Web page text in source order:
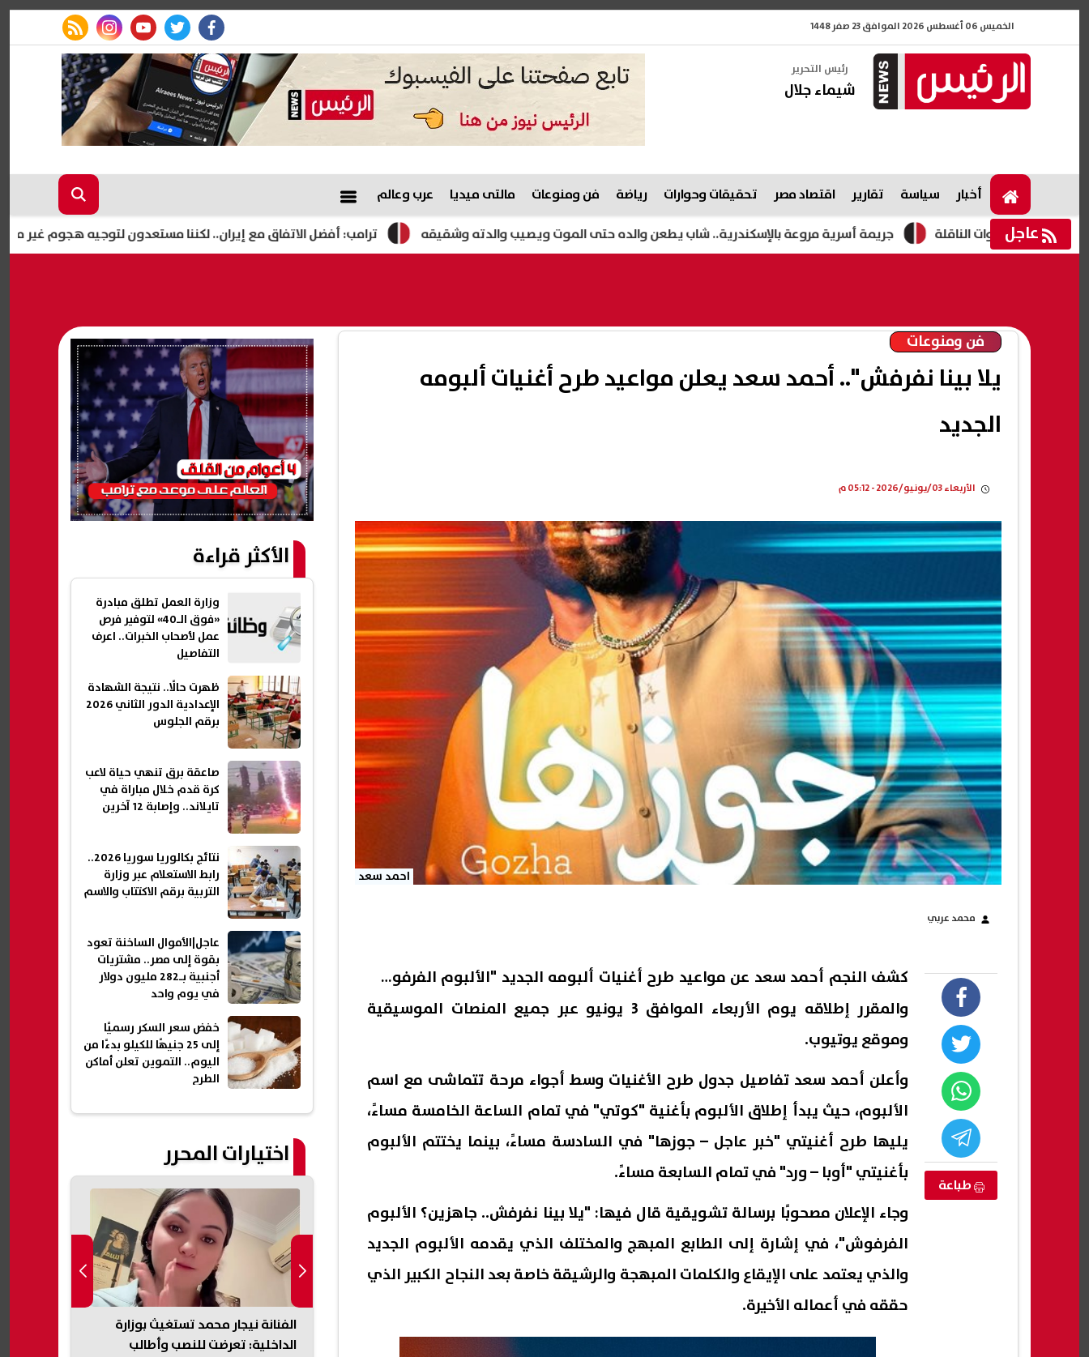
الخميس 06 أغسطس 2026 الموافق 23 صفر 1448
facebook
twitter
youtube
instagram
rss feed
رئيس التحرير
شيماء جلال
أخبار سياسة تقارير اقتصاد مصر تحقيقات وحوارات رياضة فن ومنوعات مالتى ميديا عرب وعالم
عاجل ترامب: أفضل الاتفاق مع إيران.. لكننا مستعدون لتوجيه هجوم غير مسبوق إذا فشلت جريمة أسرية مروعة بالإسكندرية.. شاب يطعن والده حتى الموت ويصيب والدته وشقيقه
فن ومنوعات
يلا بينا نفرفش".. أحمد سعد يعلن مواعيد طرح أغنيات ألبومه
الجديد
الأربعاء 03/يونيو/2026 - 05:12 م
احمد سعد
محمد عربي
طباعة
كشف النجم أحمد سعد عن مواعيد طرح أغنيات ألبومه الجديد "الألبوم الفرفوش"
والمقرر إطلاقه يوم الأربعاء الموافق 3 يونيو عبر جميع المنصات الموسيقية
وموقع يوتيوب.
وأعلن أحمد سعد تفاصيل جدول طرح الأغنيات وسط أجواء مرحة تتماشى مع اسم
الألبوم، حيث يبدأ إطلاق الألبوم بأغنية "كوتي" في تمام الساعة الخامسة مساءً،
يليها طرح أغنيتي "خبر عاجل – جوزها" في السادسة مساءً، بينما يختتم الألبوم
بأغنيتي "أوبا – ورد" في تمام السابعة مساءً.
وجاء الإعلان مصحوبًا برسالة تشويقية قال فيها: "يلا بينا نفرفش.. جاهزين؟ الألبوم
الفرفوش"، في إشارة إلى الطابع المبهج والمختلف الذي يقدمه الألبوم الجديد
والذي يعتمد على الإيقاع والكلمات المبهجة والرشيقة خاصة بعد النجاح الكبير الذي
حققه في أعماله الأخيرة.
الأكثر قراءة
وزارة العمل تطلق مبادرة
«فوق الـ40» لتوفير فرص
عمل لأصحاب الخبرات.. اعرف
التفاصيل
ظهرت حالًا.. نتيجة الشهادة
الإعدادية الدور الثاني 2026
برقم الجلوس
صاعقة برق تنهي حياة لاعب
كرة قدم خلال مباراة في
تايلاند.. وإصابة 12 آخرين
نتائج بكالوريا سوريا 2026..
رابط الاستعلام عبر وزارة
التربية برقم الاكتتاب والاسم
عاجل|الأموال الساخنة تعود
بقوة إلى مصر.. مشتريات
أجنبية بـ282 مليون دولار
في يوم واحد
خفض سعر السكر رسميًا
إلى 25 جنيهًا للكيلو بدءًا من
اليوم.. التموين تعلن أماكن
الطرح
اختيارات المحرر
الفنانة نيجار محمد تستغيث بوزارة
الداخلية: تعرضت للنصب وأطالب